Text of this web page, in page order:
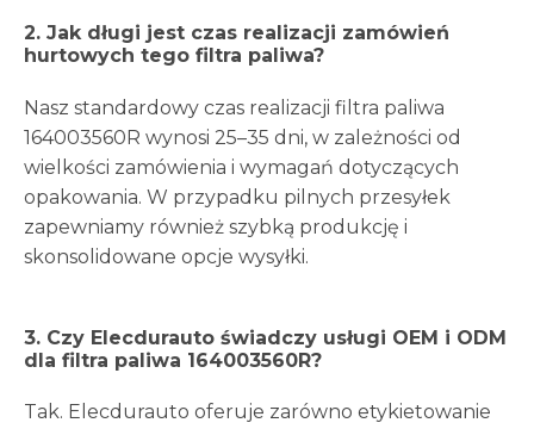
2. Jak długi jest czas realizacji zamówień
hurtowych tego filtra paliwa?
Nasz standardowy czas realizacji filtra paliwa
164003560R wynosi 25–35 dni, w zależności od
wielkości zamówienia i wymagań dotyczących
opakowania. W przypadku pilnych przesyłek
zapewniamy również szybką produkcję i
skonsolidowane opcje wysyłki.
3. Czy Elecdurauto świadczy usługi OEM i ODM
dla filtra paliwa 164003560R?
Tak. Elecdurauto oferuje zarówno etykietowanie